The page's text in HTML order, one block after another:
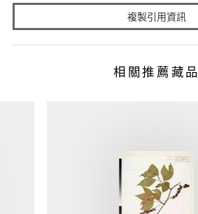
複製引用資訊
相關推薦藏品